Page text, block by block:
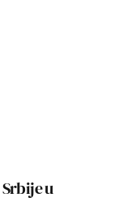
u